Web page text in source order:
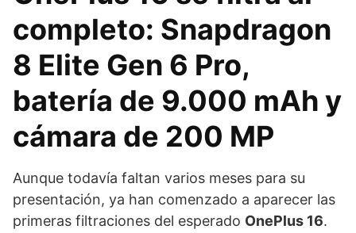
completo: Snapdragon
8 Elite Gen 6 Pro,
batería de 9.000 mAh y
cámara de 200 MP
Aunque todavía faltan varios meses para su
presentación, ya han comenzado a aparecer las
primeras filtraciones del esperado OnePlus 16.